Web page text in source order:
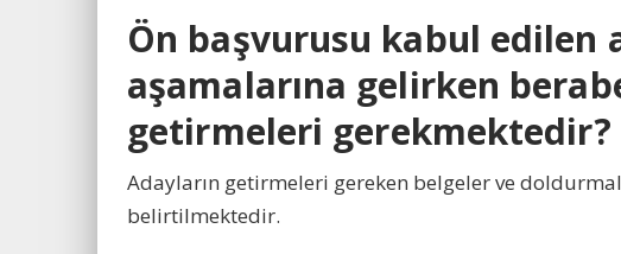
Ön başvurusu kabul edilen
aşamalarına gelirken
getirmeleri gerekmektedir?
Adayların getirmeleri gereken belgeler ve
belirtilmektedir.